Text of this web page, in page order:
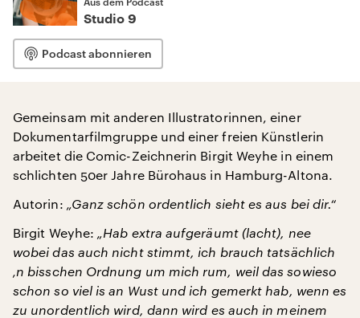
Studio 9
Podcast abonnieren
Gemeinsam mit anderen Illustratorinnen, einer
Dokumentarfilmgruppe und einer freien Künstlerin
arbeitet die Comic-Zeichnerin Birgit Weyhe in einem
schlichten 50er Jahre Bürohaus in Hamburg-Altona.
Autorin: „Ganz schön ordentlich sieht es aus bei dir.“
Birgit Weyhe: „Hab extra aufgeräumt (lacht), nee
wobei das auch nicht stimmt, ich brauch tatsächlich
‚n bisschen Ordnung um mich rum, weil das sowieso
schon so viel is an Wust und ich gemerkt hab, wenn es
zu unordentlich wird, dann wird es auch in meinem